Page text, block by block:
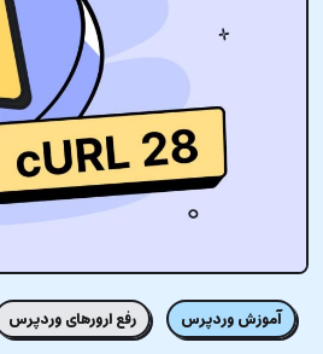
آموزش وردپرس رفع ارورهای وردپرس